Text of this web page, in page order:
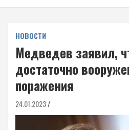
НОВОСТИ
Медведев заявил,
достаточно
поражения
24.01.2023